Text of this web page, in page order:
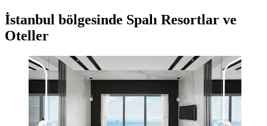
İstanbul bölgesinde Spalı Resortlar ve
Oteller